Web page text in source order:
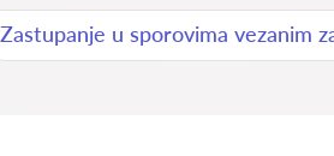
Zastupanje u sporovima vezanim